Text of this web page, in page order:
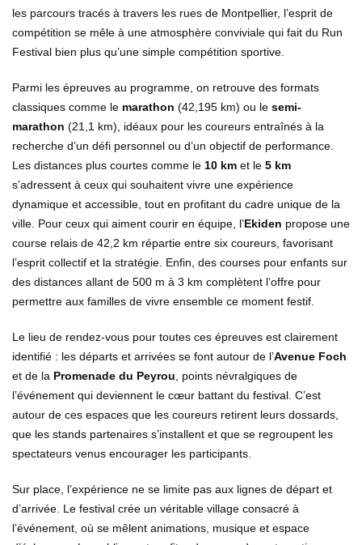
les parcours tracés à travers les rues de Montpellier, l’esprit de
compétition se mêle à une atmosphère conviviale qui fait du Run
Festival bien plus qu’une simple compétition sportive.
Parmi les épreuves au programme, on retrouve des formats
classiques comme le marathon (42,195 km) ou le semi-
marathon (21,1 km), idéaux pour les coureurs entraînés à la
recherche d’un défi personnel ou d’un objectif de performance.
Les distances plus courtes comme le 10 km et le 5 km
s’adressent à ceux qui souhaitent vivre une expérience
dynamique et accessible, tout en profitant du cadre unique de la
ville. Pour ceux qui aiment courir en équipe, l’Ekiden propose une
course relais de 42,2 km répartie entre six coureurs, favorisant
l’esprit collectif et la stratégie. Enfin, des courses pour enfants sur
des distances allant de 500 m à 3 km complètent l’offre pour
permettre aux familles de vivre ensemble ce moment festif.
Le lieu de rendez-vous pour toutes ces épreuves est clairement
identifié : les départs et arrivées se font autour de l’Avenue Foch
et de la Promenade du Peyrou, points névralgiques de
l’événement qui deviennent le cœur battant du festival. C’est
autour de ces espaces que les coureurs retirent leurs dossards,
que les stands partenaires s’installent et que se regroupent les
spectateurs venus encourager les participants.
Sur place, l’expérience ne se limite pas aux lignes de départ et
d’arrivée. Le festival crée un véritable village consacré à
l’événement, où se mêlent animations, musique et espace